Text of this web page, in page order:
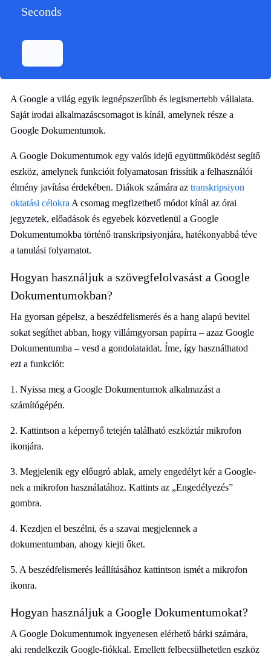
Seconds
A Google a világ egyik legnépszerűbb és legismertebb vállalata.
Saját irodai alkalmazáscsomagot is kínál, amelynek része a
Google Dokumentumok.
A Google Dokumentumok egy valós idejű együttműködést segítő
eszköz, amelynek funkcióit folyamatosan frissítik a felhasználói
élmény javítása érdekében. Diákok számára az transkripsiyon
oktatási célokra A csomag megfizethető módot kínál az órai
jegyzetek, előadások és egyebek közvetlenül a Google
Dokumentumokba történő transkripsiyonjára, hatékonyabbá téve
a tanulási folyamatot.
Hogyan használjuk a szövegfelolvasást a Google
Dokumentumokban?
Ha gyorsan gépelsz, a beszédfelismerés és a hang alapú bevitel
sokat segíthet abban, hogy villámgyorsan papírra – azaz Google
Dokumentumba – vesd a gondolataidat. Íme, így használhatod
ezt a funkciót:
1. Nyissa meg a Google Dokumentumok alkalmazást a
számítógépén.
2. Kattintson a képernyő tetején található eszköztár mikrofon
ikonjára.
3. Megjelenik egy előugró ablak, amely engedélyt kér a Google-
nek a mikrofon használatához. Kattints az „Engedélyezés”
gombra.
4. Kezdjen el beszélni, és a szavai megjelennek a
dokumentumban, ahogy kiejti őket.
5. A beszédfelismerés leállításához kattintson ismét a mikrofon
ikonra.
Hogyan használjuk a Google Dokumentumokat?
A Google Dokumentumok ingyenesen elérhető bárki számára,
aki rendelkezik Google-fiókkal. Emellett felbecsülhetetlen eszköz